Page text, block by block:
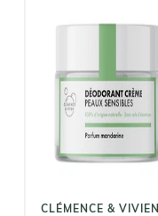
CLÉMENCE & VIVIEN
VIVIEN
Déodorant
Crème Peaux
Sensibles -
Mandarine